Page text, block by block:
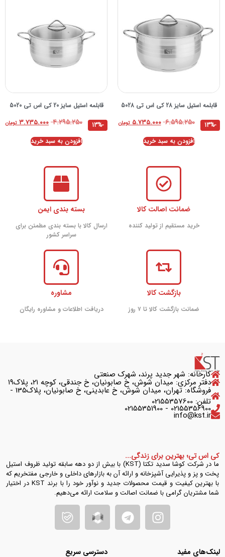
قابلمه استیل سایز 28 کی اس تی 5028
۶.۵۹۵.۲۵۰ ۵.۷۳۵.۰۰۰ تومان
-13%
افزودن به سبد خرید
قابلمه استیل سایز 20 کی اس تی 5020
۴.۲۹۵.۲۵۰ ۳.۷۳۵.۰۰۰ تومان
-13%
افزودن به سبد خرید
ضمانت اصالت کالا
خرید مستقیم از تولید کننده
بسته بندی ایمن
ارسال کالا با بسته بندی مطمئن برای
سراسر کشور
بازگشت کالا
ضمانت بازگشت کالا تا ۷ روز
مشاوره
دریافت اطلاعات و مشاوره رایگان
کارخانه: شهر جدید پرند، شهرک صنعتی
دفتر مرکزی: میدان شوش، خ صابونیان، خ جندقی، کوچه ۲۱، پلاک۱۹
فروشگاه: تهران، میدان شوش، خ عابدینی، خ صابونیان، پلاک135 -
تلفن: 02155357600
02155356900 - 02155351900
info@kst.ir
کی اس تی؛ بهترین برای زندگی...
ما در شرکت کوشا سدید تکتا (KST) با بیش از دو دهه سابقه تولید ظروف استیل
پخت و پز و پذیرایی آشپزخانه و ارائه آن به بازارهای داخلی و خارجی مفتخریم که
با بهترین کیفیت و قیمت محصولات جدید و نوآور خود را با برند KST در اختیار
شما مشتریان گرامی با ضمانت اصالت و سلامت ارائه می‌دهیم.
لینک‌های مفید
دسترسی سریع